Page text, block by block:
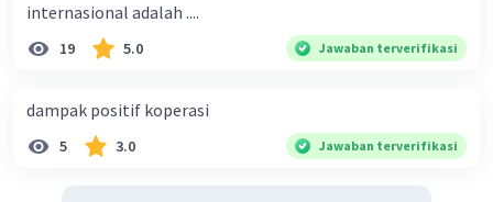
internasional adalah ....
19 5.0 Jawaban terverifikasi
dampak positif koperasi
5 3.0 Jawaban terverifikasi